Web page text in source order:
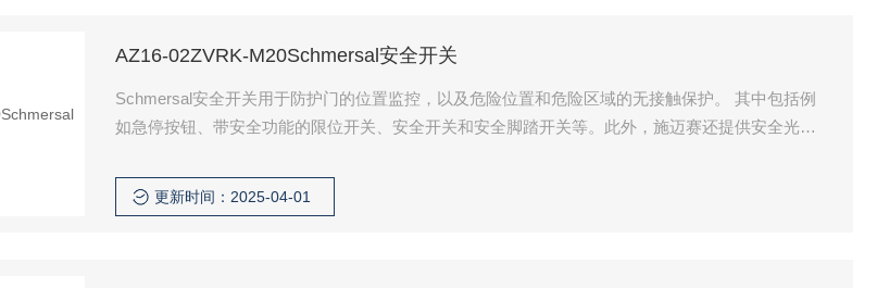
AZ16-02ZVRK-M20Schmersal安全开关
Schmersal安全开关用于防护门的位置监控，以及危险位置和危险区域的无接触保护。 其中包括例
如急停按钮、带安全功能的限位开关、安全开关和安全脚踏开关等。此外，施迈赛还提供安全光电
更新时间：2025-04-01